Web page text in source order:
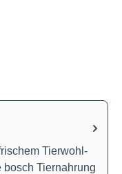
Tierwohl-
bosch Tiernahrung